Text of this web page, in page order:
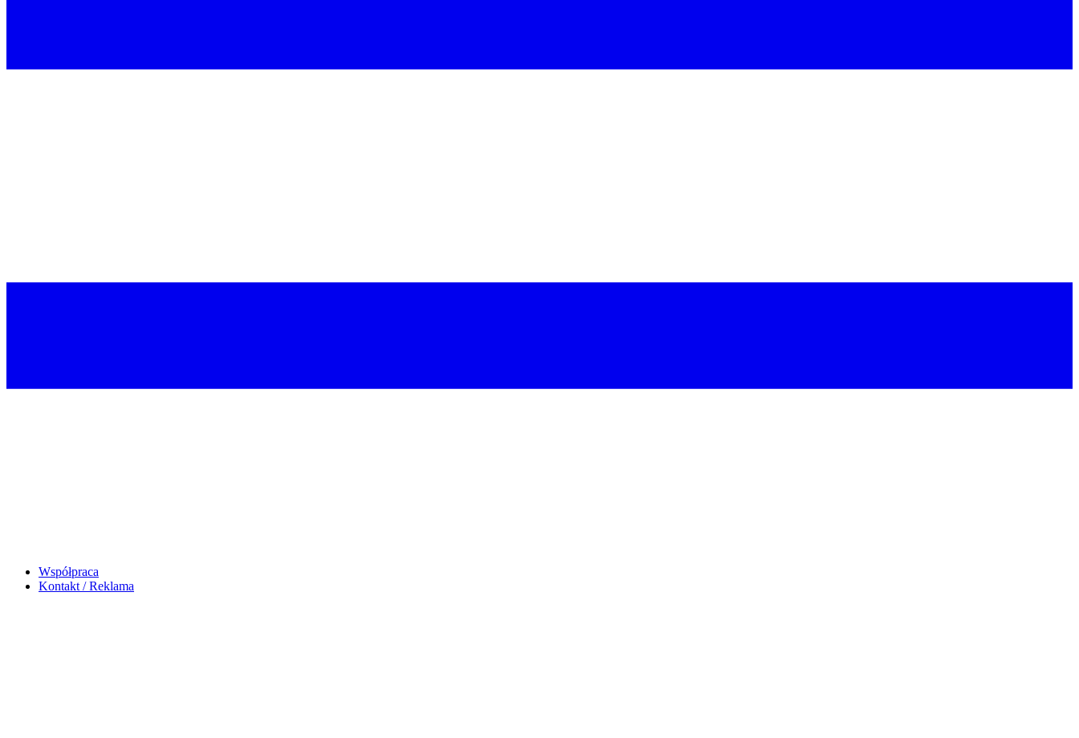
Współpraca
Kontakt / Reklama